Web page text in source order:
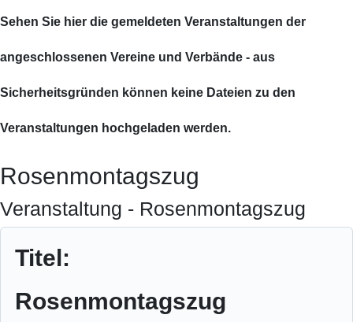
Sehen Sie hier die gemeldeten Veranstaltungen der
angeschlossenen Vereine und Verbände - aus
Sicherheitsgründen können keine Dateien zu den
Veranstaltungen hochgeladen werden.
Rosenmontagszug
Veranstaltung - Rosenmontagszug
Titel:
Rosenmontagszug